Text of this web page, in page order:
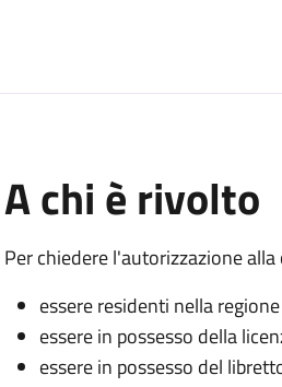
A chi è rivolto
Per chiedere l'autorizzazione alla
essere residenti nella regione
essere in possesso della
essere in possesso del